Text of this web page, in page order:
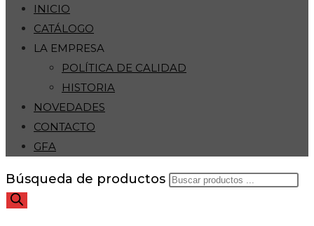
INICIO
CATÁLOGO
LA EMPRESA
POLÍTICA DE CALIDAD
HISTORIA
NOVEDADES
CONTACTO
GFA
Búsqueda de productos